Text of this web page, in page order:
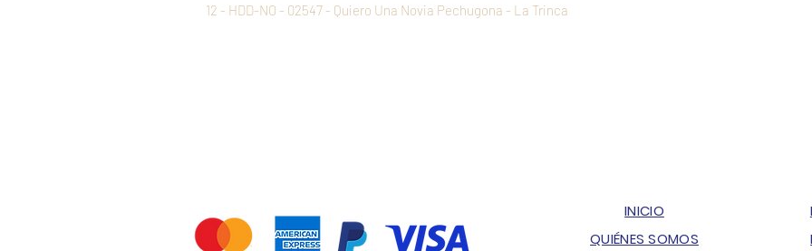
12 - HDD-NO - 02547 - Quiero Una Novia Pechugona - La Trinca
INICIO
QUIÉNES SOMOS